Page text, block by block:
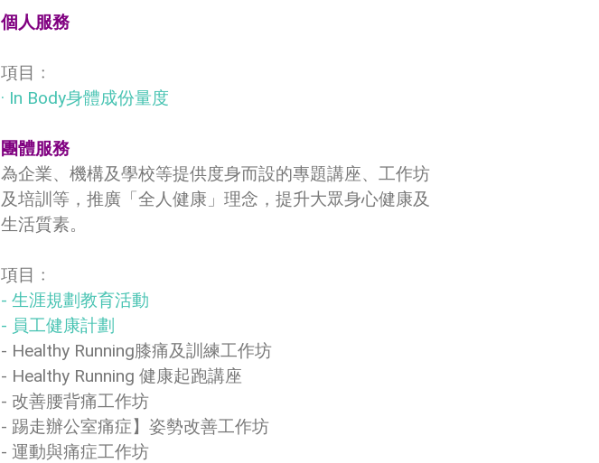
個人服務
項目﹕
· In Body身體成份量度
團體服務
為企業、機構及學校等提供度身而設的專題講座、工作坊
及培訓等，推廣「全人健康」理念，提升大眾身心健康及
生活質素。
項目﹕
- 生涯規劃教育活動
- 員工健康計劃
- Healthy Running膝痛及訓練工作坊
- Healthy Running 健康起跑講座
- 改善腰背痛工作坊
- 踢走辦公室痛症】姿勢改善工作坊
- 運動與痛症工作坊